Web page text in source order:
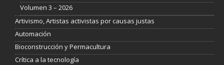
Volumen 3 – 2026
Artivismo, Artistas activistas por causas justas
Automación
Bioconstrucción y Permacultura
Crítica a la tecnología